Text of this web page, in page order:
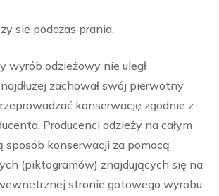
się podczas prania.
odzieżowy nie uległ
zachował swój pierwotny
konserwację zgodnie z
Producenci odzieży na całym
sposób konserwacji za pomocą
(piktogramów) znajdujących się na
stronie gotowego wyrobu